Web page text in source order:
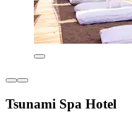
Tsunami Spa Hotel